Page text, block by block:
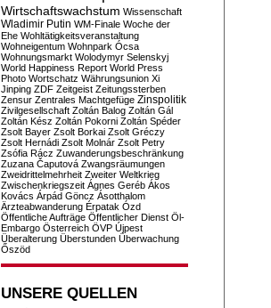
Wirtschaftswachstum Wissenschaft
Wladimir Putin WM-Finale Woche der
Ehe Wohltätigkeitsveranstaltung
Wohneigentum Wohnpark Ócsa
Wohnungsmarkt Wolodymyr Selenskyj
World Happiness Report World Press
Photo Wortschatz Währungsunion Xi
Jinping ZDF Zeitgeist Zeitungssterben
Zensur Zentrales Machtgefüge Zinspolitik
Zivilgesellschaft Zoltán Balog Zoltán Gál
Zoltán Kész Zoltán Pokorni Zoltán Spéder
Zsolt Bayer Zsolt Borkai Zsolt Gréczy
Zsolt Hernádi Zsolt Molnár Zsolt Petry
Zsófia Rácz Zuwanderungsbeschränkung
Zuzana Čaputová Zwangsräumungen
Zweidrittelmehrheit Zweiter Weltkrieg
Zwischenkriegszeit Ágnes Geréb Ákos
Kovács Árpád Göncz Ásotthalom
Ärzteabwanderung Érpatak Ózd
Öffentliche Aufträge Öffentlicher Dienst Öl-
Embargo Österreich ÖVP Újpest
Überalterung Überstunden Überwachung
Őszöd
UNSERE QUELLEN